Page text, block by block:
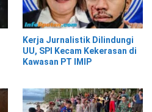
Kerja Jurnalistik Dilindungi
UU, SPI Kecam Kekerasan di
Kawasan PT IMIP